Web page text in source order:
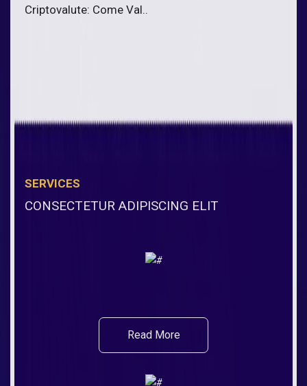
Criptovalute: Come Val..
SERVICES
CONSECTETUR ADIPISCING ELIT
Read More